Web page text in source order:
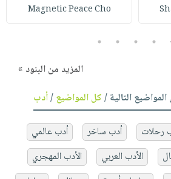
Magnetic Peace Cho
2
3
4
5
المزيد من البنود »
التالية /كل المواضيع/أدب
رحلات أدب ساخر
أدب عالمي
الأدب العربي
الأدب المهجري